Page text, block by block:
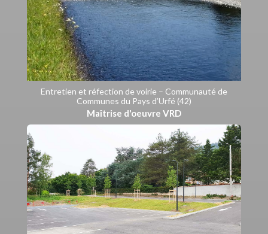
Entretien et réfection de voirie – Communauté de
Communes du Pays d’Urfé (42)
Maîtrise d'oeuvre VRD